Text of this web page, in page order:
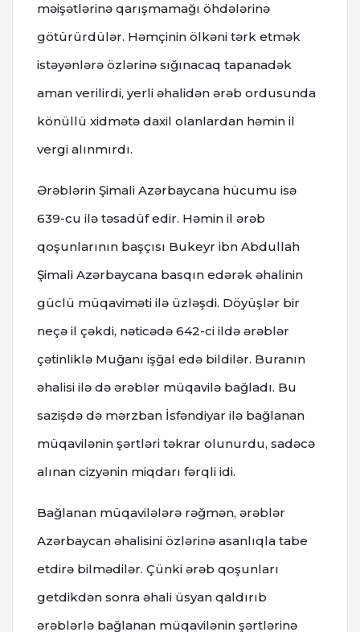
məişətlərinə qarışmamağı öhdələrinə
götürürdülər. Həmçinin ölkəni tərk etmək
istəyənlərə özlərinə sığınacaq tapanadək
aman verilirdi, yerli əhalidən ərəb ordusunda
könüllü xidmətə daxil olanlardan həmin il
vergi alınmırdı.
Ərəblərin Şimali Azərbaycana hücumu isə
639-cu ilə təsadüf edir. Həmin il ərəb
qoşunlarının başçısı Bukeyr ibn Abdullah
Şimali Azərbaycana basqın edərək əhalinin
güclü müqaviməti ilə üzləşdi. Döyüşlər bir
neçə il çəkdi, nəticədə 642-ci ildə ərəblər
çətinliklə Muğanı işğal edə bildilər. Buranın
əhalisi ilə də ərəblər müqavilə bağladı. Bu
sazişdə də mərzban İsfəndiyar ilə bağlanan
müqavilənin şərtləri təkrar olunurdu, sadəcə
alınan cizyənin miqdarı fərqli idi.
Bağlanan müqavilələrə rəğmən, ərəblər
Azərbaycan əhalisini özlərinə asanlıqla tabe
etdirə bilmədilər. Çünki ərəb qoşunları
getdikdən sonra əhali üsyan qaldırıb
ərəblərlə bağlanan müqavilənin şərtlərinə